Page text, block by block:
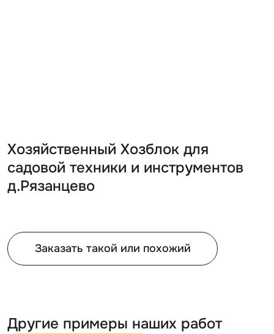
Хозяйственный Хозблок для
садовой техники и инструментов
д.Рязанцево
Заказать такой или похожий
Другие примеры наших работ